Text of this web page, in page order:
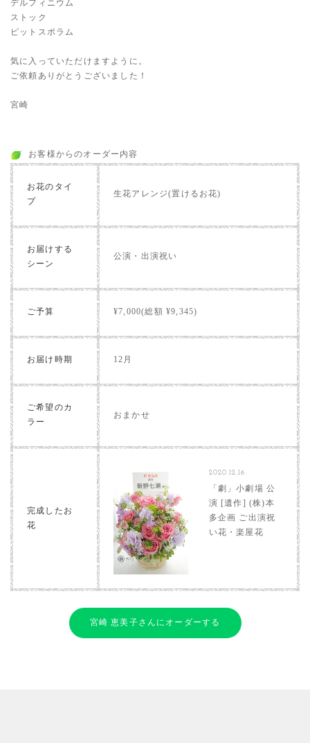
デルフィニウム
ストック
ピットスポラム
気に入っていただけますように。
ご依頼ありがとうございました！
宮崎
お客様からのオーダー内容
お花のタイ
プ
生花アレンジ(置けるお花)
お届けする
シーン
公演・出演祝い
ご予算 ¥7,000(総額 ¥9,345)
お届け時期 12月
ご希望のカ
ラー
おまかせ
完成したお
花
2020.12.16
「劇」小劇場 公
演 [遺作] (株)本
多企画 ご出演祝
い花・楽屋花
宮崎 恵美子さんにオーダーする